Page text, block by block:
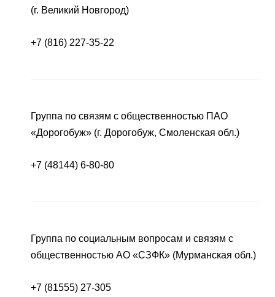
(г. Великий Новгород)
+7 (816) 227-35-22
Группа по связям с общественностью ПАО
«Дорогобуж» (г. Дорогобуж, Смоленская обл.)
+7 (48144) 6-80-80
Группа по социальным вопросам и связям с
общественностью АО «СЗФК» (Мурманская обл.)
+7 (81555) 27-305